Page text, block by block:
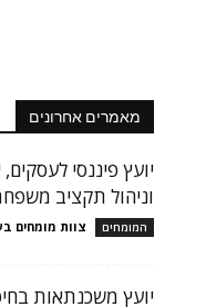
מאמרים אחרונים
יועץ פיננסי
וניהול תקציב
המומחים צוות מומחים
יועץ משכנתאות